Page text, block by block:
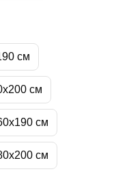
см
см
см
см